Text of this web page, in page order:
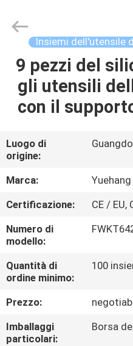
CASA
PRODOTTI
CIRCA
NOI
GIRO
DELLA
FABBRICA
CONTROLLO
DI
QUALITÀ
Yuehang
Trading
Rights
Reserved.
Insiemi dell'utensile
9 pezzi del
gli utensili
con il
Luogo di
origine:
Marca:
Yuehang
Certificazione:
CE / EU,
Numero di
modello:
Quantità di
ordine minimo:
100
Prezzo:
Imballaggi
particolari:
Borsa